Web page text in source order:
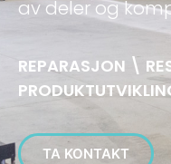
av deler og
REPARASJON \
TA KONTAKT